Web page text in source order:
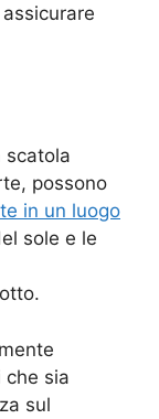
scatola
possono
in un luogo
sole e le
che sia
sul